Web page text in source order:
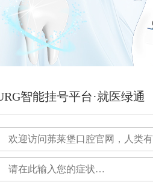
智能挂号平台·就医绿通